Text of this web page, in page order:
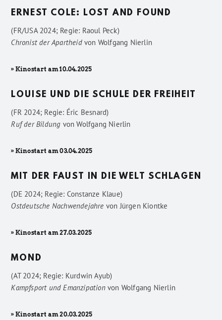
ERNEST COLE: LOST AND FOUND
(FR/USA 2024; Regie: Raoul Peck)
Chronist der Apartheidvon Wolfgang Nierlin
» Kinostart am 10.04.2025
LOUISE UND DIE SCHULE DER FREIHEIT
(FR 2024; Regie: Éric Besnard)
Ruf der Bildung vonWolfgang Nierlin
» Kinostart am 03.04.2025
MIT DER FAUST IN DIE WELT SCHLAGEN
(DE 2024; Regie: Constanze Klaue)
Ostdeutsche Nachwendejahre von Jürgen Kiontke
» Kinostart am 27.03.2025
MOND
(AT 2024; Regie: Kurdwin Ayub)
Kampfsport und Emanzipationvon Wolfgang Nierlin
» Kinostart am 20.03.2025